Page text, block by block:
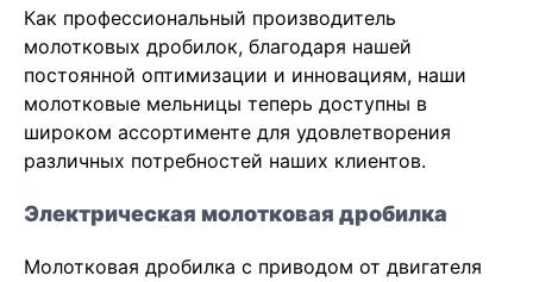
Как профессиональный производитель
молотковых дробилок, благодаря нашей
постоянной оптимизации и инновациям, наши
молотковые мельницы теперь доступны в
широком ассортименте для удовлетворения
различных потребностей наших клиентов.
Электрическая молотковая дробилка
Молотковая дробилка с приводом от двигателя